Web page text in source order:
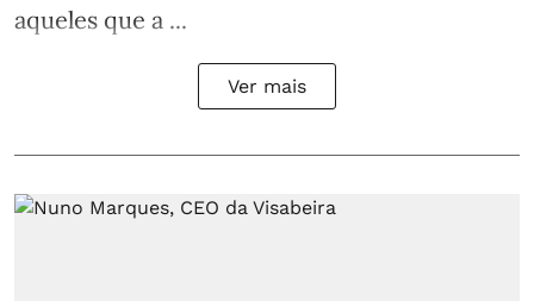
aqueles que a ...
Ver mais